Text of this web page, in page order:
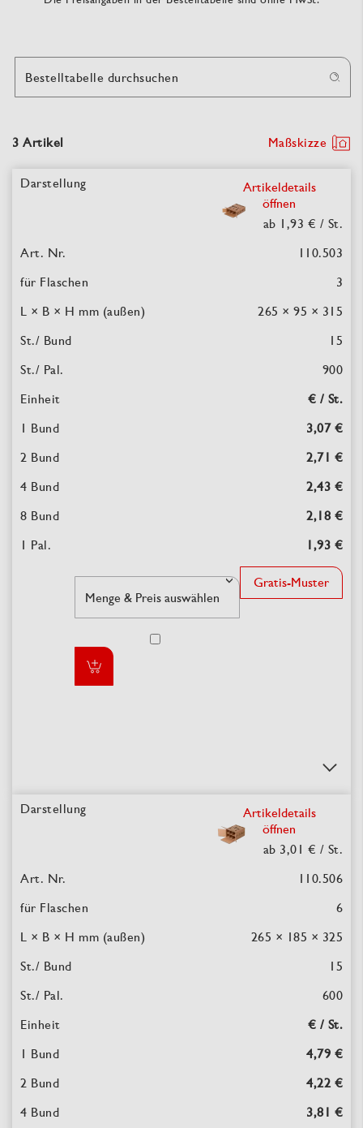
3 Artikel Maßskizze
Bestelltabelle durchsuchen
Artikeldetails
öffnen
ab 1,93 € / St.
110.503
3
265 × 95 × 315
15
900
€ / St.
3,07 €
2,71 €
2,43 €
2,18 €
1,93 €
Gratis-Muster
Artikeldetails
öffnen
ab 3,01 € / St.
110.506
6
265 × 185 × 325
15
600
€ / St.
4,79 €
4,22 €
3,81 €